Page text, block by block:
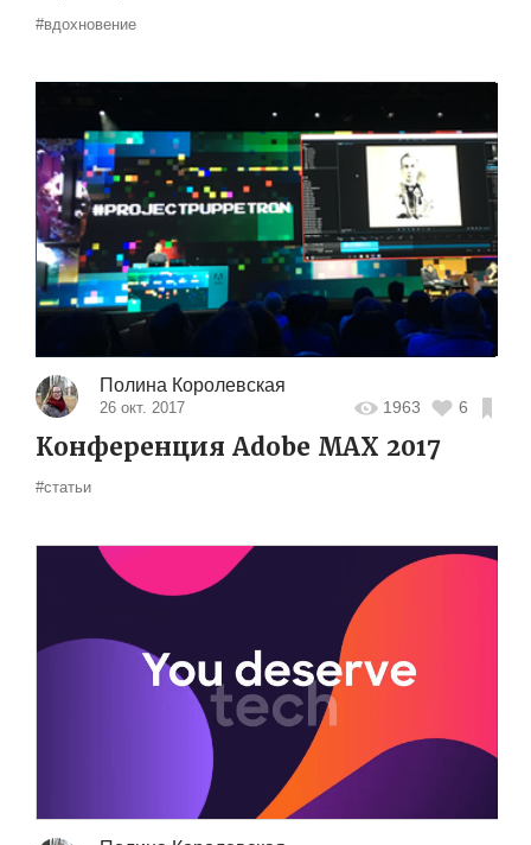
#вдохновение
Полина Королевская
26 окт. 2017 1963 6
Конференция Adobe MAX 2017
#статьи